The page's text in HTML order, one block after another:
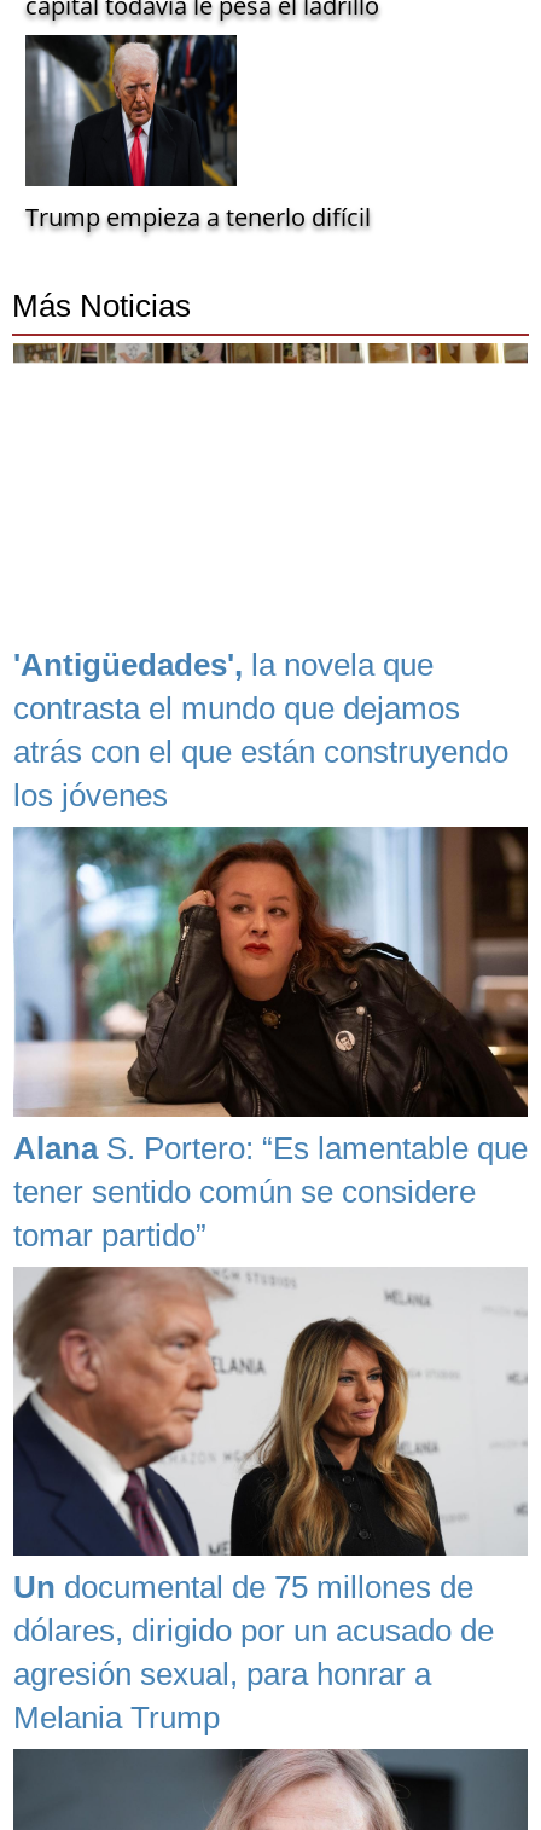
Trump empieza a tenerlo difícil
Más Noticias
'Antigüedades', la novela que
contrasta el mundo que dejamos
atrás con el que están construyendo
los jóvenes
AlanaS. Portero: “Es lamentable que
tener sentido común se considere
tomar partido”
Un documental de 75 millones de
dólares, dirigido por un acusado de
agresión sexual, para honrar a
Melania Trump